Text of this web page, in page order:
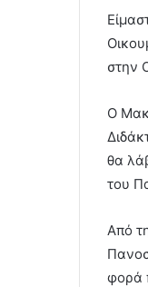
στην
Ο
θα
του
Από
φορά